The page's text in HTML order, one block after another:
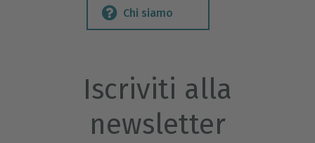
Chi siamo
Iscriviti alla
newsletter